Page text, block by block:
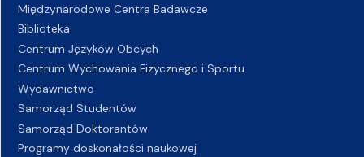
Międzynarodowe Centra Badawcze
Biblioteka
Centrum Języków Obcych
Centrum Wychowania Fizycznego i Sportu
Wydawnictwo
Samorząd Studentów
Samorząd Doktorantów
Programy doskonałości naukowej